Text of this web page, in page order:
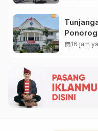
Besaran
calendar_month16 jam